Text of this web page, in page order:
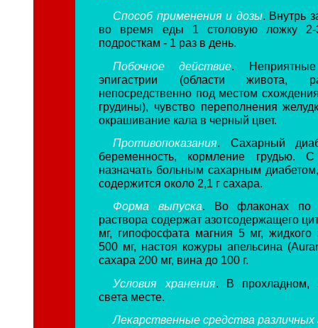
Способ применения и дозы. Внутрь
во время еды 1 столовую ложку
подросткам - 1 раз в день.
Побочное действие.
эпигастрии (области живота,
непосредственно под местом
грудины), чувство переполнения
окрашивание кала в черный цвет.
Противопоказания. Сахарный
беременность, кормление грудью. С
назначать больным сахарным
содержится около 2,1 г сахара.
Форма выпуска. Во флаконах
раствора содержат азотсодержащего
мг, гипофосфата магния 5 мг, жидкого
500 мг, настоя кожуры апельсина
сахара 200 мг, вина до 100 г.
Условия хранения. В прохладном,
света месте.
Лекарственные средстваразличных